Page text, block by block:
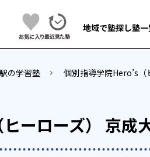
地域で塾探し塾
の学習塾 個別指導学院Hero’s
ーローズ） 京成